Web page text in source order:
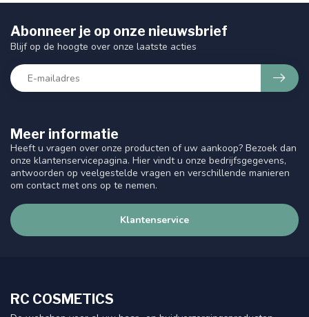
Meer informatie
Heeft u vragen over onze producten of uw aankoop? Bezoek dan
onze klantenservicepagina. Hier vindt u onze bedrijfsgegevens,
antwoorden op veelgestelde vragen en verschillende manieren
om contact met ons op te nemen.
Klantenservice
Abonneer je op onze nieuwsbrief
Blijf op de hoogte over onze laatste acties
RC COSMETICS